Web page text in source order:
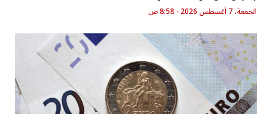
الجمعة، 7 أغسطس 2026 - 8:58 ص